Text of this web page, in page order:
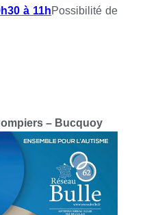
à 11hPossibilité de
– Bucquoy